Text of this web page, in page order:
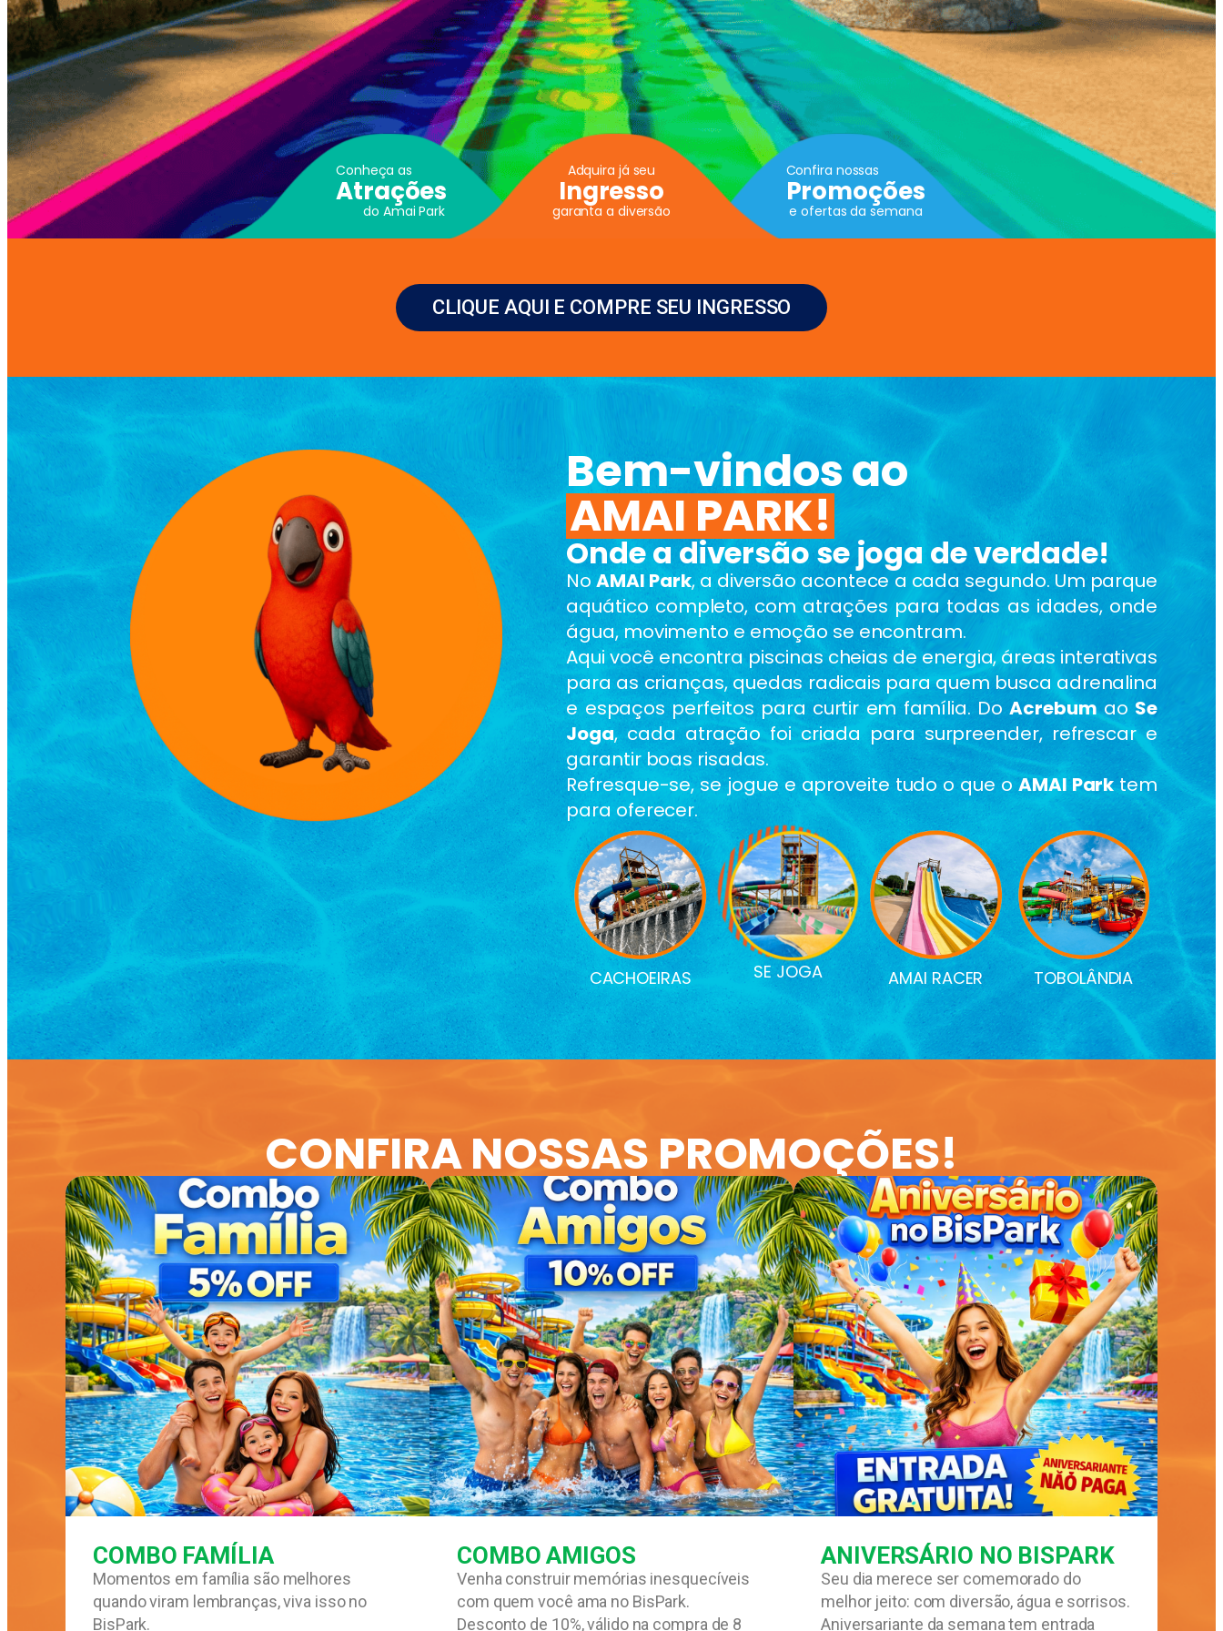
Conheça as
Atrações
do Amai Park
Adquira já seu
Ingresso
garanta a diversão
Confira nossas
Promoções
e ofertas da semana
CLIQUE AQUI E COMPRE SEU INGRESSO
Bem-vindos ao
AMAI PARK!
Onde a diversão se joga de verdade!
NoAMAI Park, a diversão acontece a cada segundo. Um parque
aquático completo, com atrações para todas as idades, onde
água, movimento e emoção se encontram.
Aqui você encontra piscinas cheias de energia, áreas interativas
para as crianças, quedas radicais para quem busca adrenalina
e espaços perfeitos para curtir em família. DoAcrebumao Se
Joga, cada atração foi criada para surpreender, refrescar e
garantir boas risadas.
Refresque-se, se jogue e aproveite tudo o que oAMAI Parktem
para oferecer.
CACHOEIRAS SE JOGA AMAI RACER TOBOLÂNDIA
CONFIRA NOSSAS PROMOÇÕES!
COMBO FAMÍLIA
Momentos em família são melhores
quando viram lembranças, viva isso no
BisPark.
COMBO AMIGOS
Venha construir memórias inesquecíveis
com quem você ama no BisPark.
Desconto de 10%, válido na compra de 8
ANIVERSÁRIO NO BISPARK
Seu dia merece ser comemorado do
melhor jeito: com diversão, água e sorrisos.
Aniversariante da semana tem entrada